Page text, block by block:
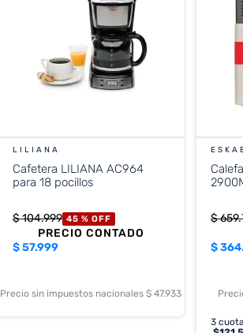
LILIANA
Cafetera LILIANA AC964
para 18 pocillos
$104.999 45 % OFF
PRECIO CONTADO
$57.999
Precio sin impuestos nacionales $ 47.933
$659.
$
3